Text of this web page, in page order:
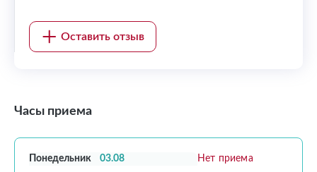
Оставить отзыв
Часы приема
Понедельник 03.08 Нет приема